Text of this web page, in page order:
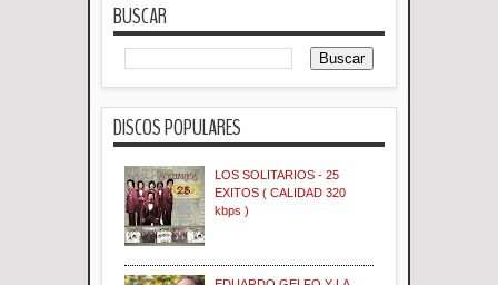
BUSCAR
DISCOS POPULARES
LOS SOLITARIOS - 25
EXITOS ( CALIDAD 320
kbps )